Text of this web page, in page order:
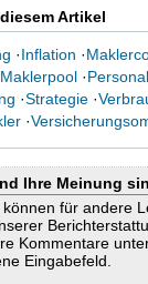
Artikel
·Inflation ·
Maklerpool ·Personal
·Strategie ·
·
Ihre Meinung
für andere
Kommentare
Eingabefeld.